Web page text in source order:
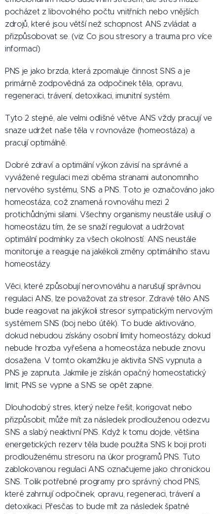
pocházet z libovolného počtu vnitřních nebo vnějších
zdrojů, které jsou větší než schopnost ANS zvládat a
přizpůsobovat se. (viz Co jsou stresory a trauma pro více
informací)
PNS je jako brzda, která zpomaluje činnost SNS a je
primárně zodpovědná za odpočinek těla, opravu,
regeneraci, trávení, detoxikaci, imunitní systém.
Tyto 2 stejné, ale velmi odlišné větve ANS vždy pracují ve
snaze udržet naše těla v rovnováze (homeostáza) a
pracují optimálně.
Dobré zdraví a optimální výkon závisí na správné a
vyvážené regulaci mezi oběma stranami autonomního
nervového systému, SNS a PNS. Toto je označováno jako
homeostáza, což znamená rovnováhu mezi 2
protichůdnými silami. Všechny organismy neustále usilují o
homeostázu tím, že se snaží regulovat a udržovat
optimální podmínky za všech okolností. ANS neustále
monitoruje a reaguje na jakékoli změny optimálního stavu
homeostázy.
Věci, které způsobují nerovnováhu a narušují správnou
regulaci ANS, lze považovat za stresor. Zdravé tělo ANS
bude reagovat na jakýkoli stresor sympatickým nervovým
systémem SNS (boj nebo útěk). To bude aktivováno,
dokud nebudou získány osobní limity homeostázy, dokud
nebude hrozba vyřešena a homeostáza nebude znovu
dosažena. V tomto okamžiku je aktivita SNS vypnuta a
PNS je zapnuta. Jakmile je získán opačný homeostatický
limit, PNS se vypne a SNS se opět zapne.
Dlouhodobý stres, který nelze řešit, korigovat nebo
přizpůsobit, může mít za následek prodlouženou odezvu
SNS a slabý neaktivní PNS. Když k tomu dojde, většina
energetických rezerv těla bude použita SNS k boji proti
prodlouženému stresoru na úkor programů PNS. Tuto
zablokovanou regulaci ANS označujeme jako chronickou
SNS. Tolik potřebné programy pro správný chod PNS,
které zahrnují odpočinek, opravu, regeneraci, trávení a
detoxikaci. Přesčas to bude mít za následek špatné